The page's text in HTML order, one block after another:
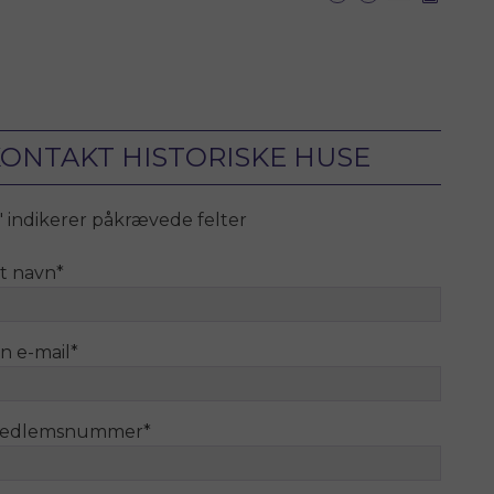
HISTORISKE HUSE
indikerer påkrævede felter
navn*
e-mail *
*